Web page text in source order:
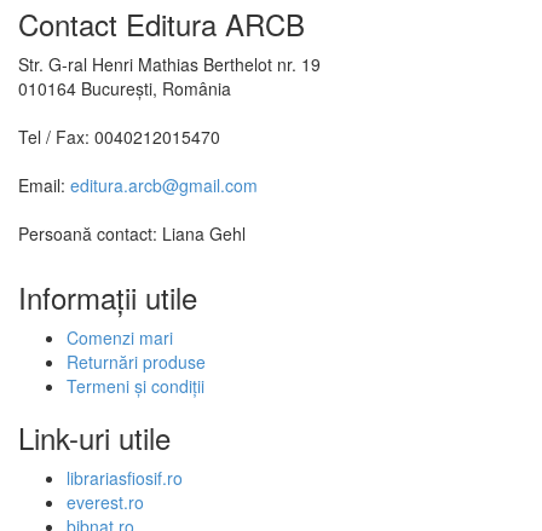
Contact Editura ARCB
Str. G-ral Henri Mathias Berthelot nr. 19
010164 București, România
Tel / Fax: 0040212015470
Email: editura.arcb@gmail.com
Persoană contact: Liana Gehl
Informații utile
Comenzi mari
Returnări produse
Termeni şi condiţii
Link-uri utile
librariasfiosif.ro
everest.ro
bibnat.ro